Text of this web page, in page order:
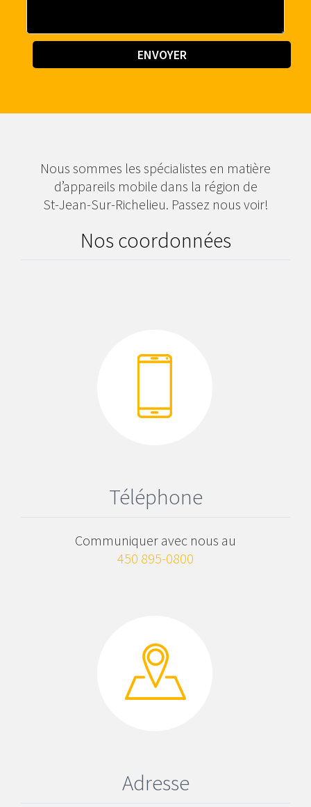
Nous sommes les spécialistes en matière
d’appareils mobile dans la région de
St-Jean-Sur-Richelieu. Passez nous voir!
Nos coordonnées
Téléphone
Communiquer avec nous au
450 895-0800
Adresse